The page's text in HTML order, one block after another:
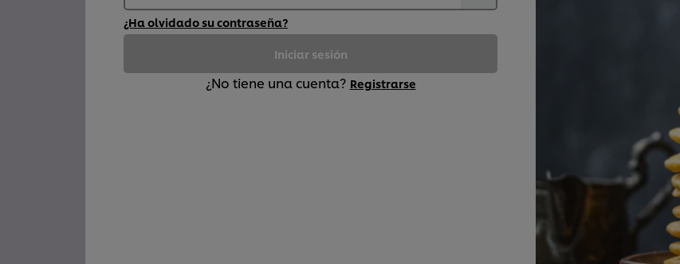
¿Ha olvidado su contraseña?
Iniciar sesión
¿No tiene una cuenta? Registrarse